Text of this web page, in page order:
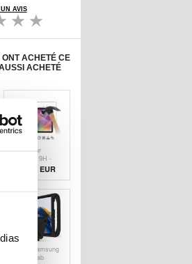
AVIS
ONT ACHETÉ CE
ACHETÉ
Protecteur
d’Écran - 9H -
Samsung Galaxy
Tab A9+/A11+ en
Verre Trempé -
Case Friendly -
12,70 EUR
Coque Samsung
Galaxy Tab